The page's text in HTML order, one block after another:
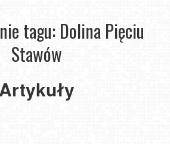
tagu: Dolina Pięciu
Stawów
Artykuły